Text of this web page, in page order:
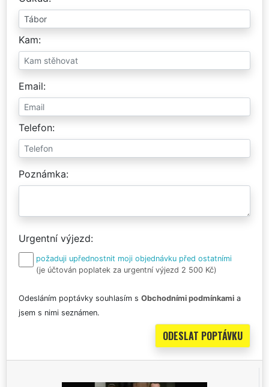
Kam
Email
Telefon
Poznámka
Urgentní výjezd
požaduji upřednostnit moji objednávku před ostatními
(je účtován poplatek za urgentní výjezd 2 500 Kč)
Odesláním poptávky souhlasím s Obchodními podmínkami a
jsem s nimi seznámen.